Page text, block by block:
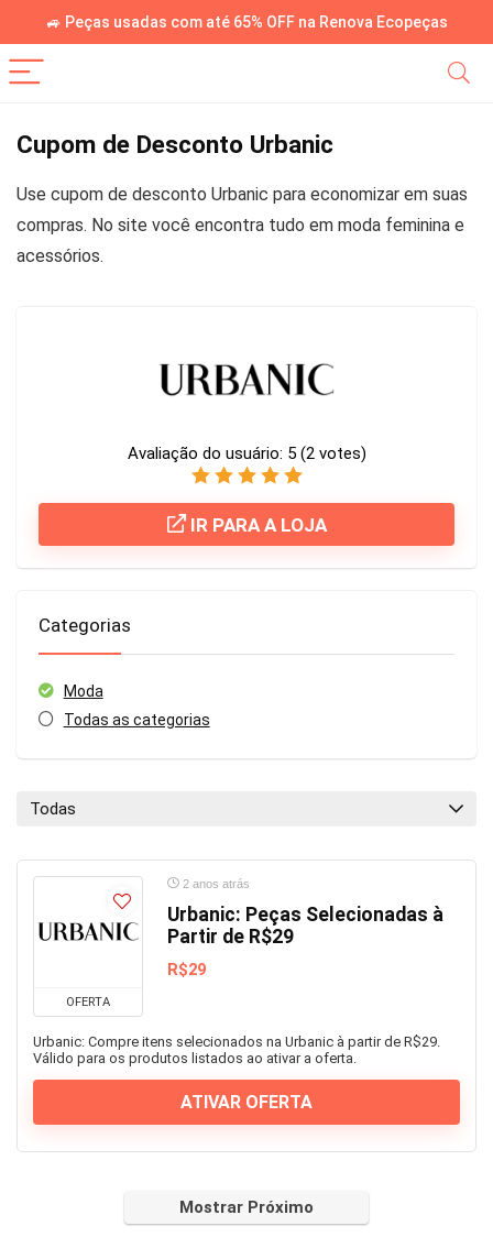
🚙 Peças usadas com até 65% OFF na Renova Ecopeças
Cupom de Desconto Urbanic
Use cupom de desconto Urbanic para economizar em suas
compras. No site você encontra tudo em moda feminina e
acessórios.
Avaliação do usuário: 5 (2votes)
IR PARA A LOJA
Categorias
Moda
Todas as categorias
Todas
OFERTA
2 anos atrás
Urbanic: Peças Selecionadas à
Partir de R$29
R$29
Urbanic: Compre itens selecionados na Urbanic à partir de R$29.
Válido para os produtos listados ao ativar a oferta.
ATIVAR OFERTA
Mostrar Próximo